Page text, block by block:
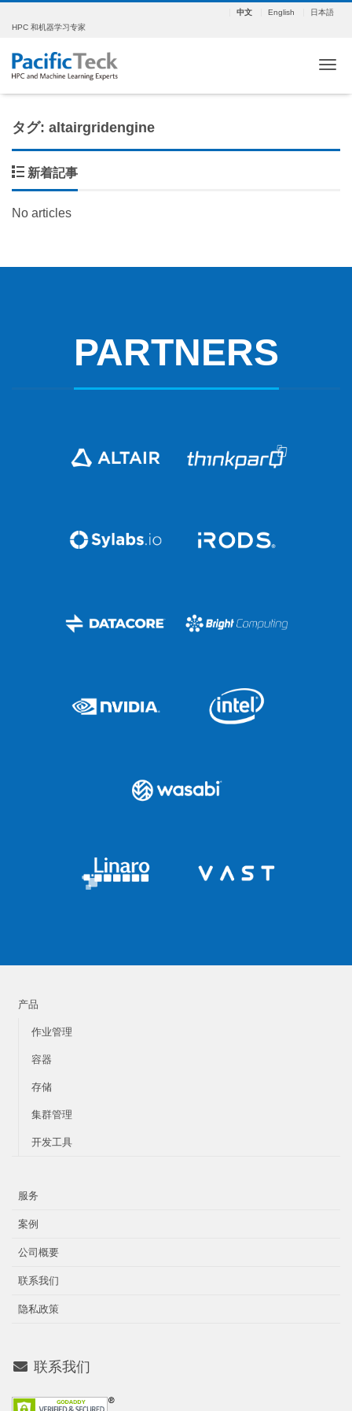
中文 English
日本語
HPC 和机器学习专家
ナ
タグ: altairgridengine
新着記事
No articles
PARTNERS
产品
作业管理
容器
存储
集群管理
开发工具
服务
案例
公司概要
联系我们
隐私政策
联系我们